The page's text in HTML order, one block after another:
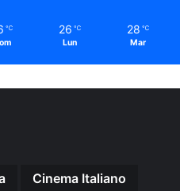
℃ 26 ℃
Lun
28 ℃
Mar
Cinema Italiano